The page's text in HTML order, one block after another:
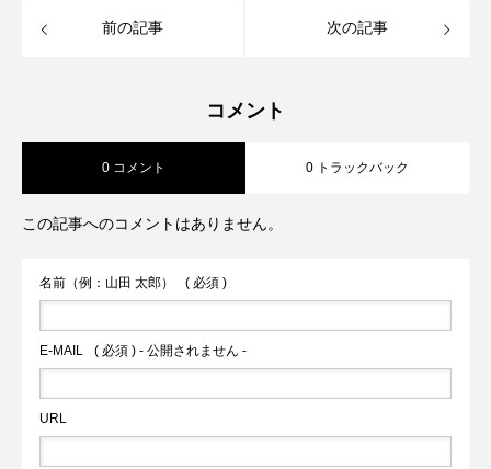
前の記事 次の記事
コメント
0 コメント 0 トラックバック
この記事へのコメントはありません。
名前（例：山田 太郎） ( 必須 )
E-MAIL ( 必須 ) - 公開されません -
URL